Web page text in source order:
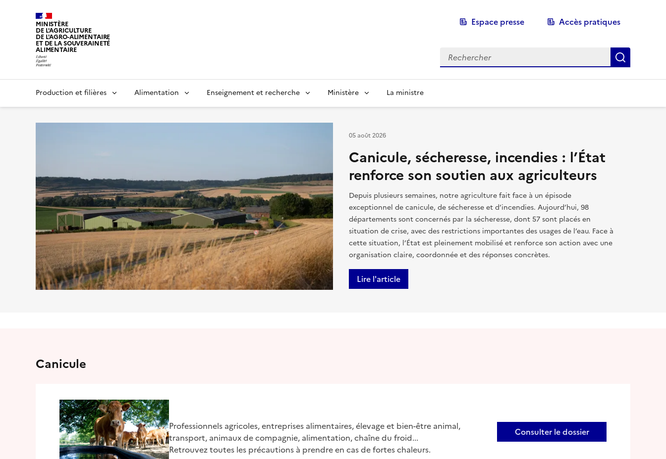
MINISTÈRE
DE L'AGRICULTURE
DE L'AGRO-ALIMENTAIRE
ET DE LA SOUVERAINETÉ
ALIMENTAIRE
Espace presse Accès pratiques
Recherche
Production et filières Alimentation Enseignement et recherche Ministère La ministre
Ministère de l’Agriculture, de l’Agro-alimentaire et de la
Canicule, sécheresse, incendies : l’État
renforce son soutien aux agriculteurs
Depuis plusieurs semaines, notre agriculture fait face à un épisode
exceptionnel de canicule, de sécheresse et d’incendies. Aujourd’hui, 98
départements sont concernés par la sécheresse, dont 57 sont placés en
situation de crise, avec des restrictions importantes des usages de l’eau. Face à
cette situation, l’État est pleinement mobilisé et renforce son action avec une
organisation claire, coordonnée et des réponses concrètes.
05 août 2026
Lire l'article
Canicule
Professionnels agricoles, entreprises alimentaires, élevage et bien-être animal,
transport, animaux de compagnie, alimentation, chaîne du froid...
Retrouvez toutes les précautions à prendre en cas de fortes chaleurs.
Consulter le dossier